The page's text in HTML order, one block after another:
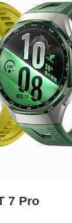
7 Pro